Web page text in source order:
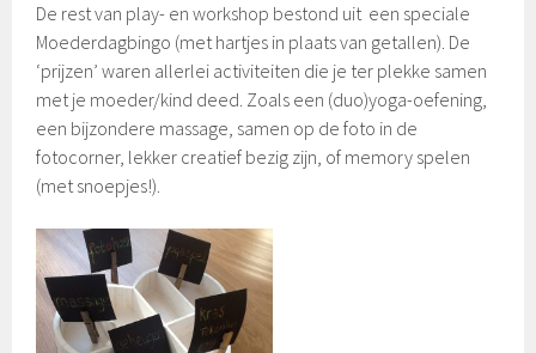
De rest van play- en workshop bestond uit een speciale
Moederdagbingo (met hartjes in plaats van getallen). De
‘prijzen’ waren allerlei activiteiten die je ter plekke samen
met je moeder/kind deed. Zoals een (duo)yoga-oefening,
een bijzondere massage, samen op de foto in de
fotocorner, lekker creatief bezig zijn, of memory spelen
(met snoepjes!).